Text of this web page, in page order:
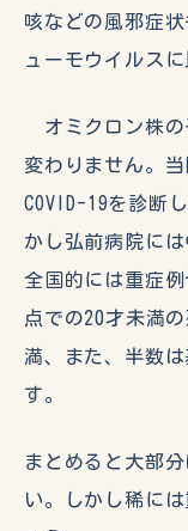
咳などの風邪症
ューモウイルス
オミクロン株の
変わりません。
COVID-19を診断
かし弘前病院に
全国的には重症
点での20才未満
満、また、半数
す。
まとめると大部
い。しかし稀に